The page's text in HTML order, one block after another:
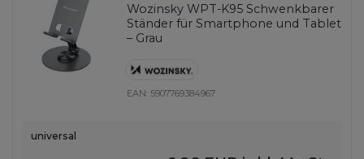
Wozinsky WPT-K95 Schwenkbarer
Ständer für Smartphone und Tablet
– Grau
EAN: 5907769384967
universal